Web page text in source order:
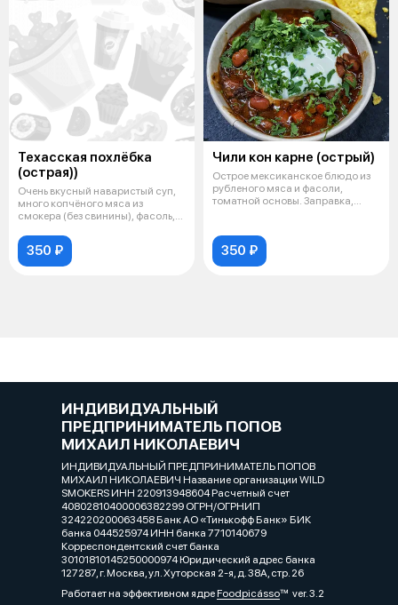
Техасская похлёбка
(острая))
Очень вкусный наваристый суп,
много копчёного мяса из
смокера (без свинины), фасоль,
350 ₽
Чили кон карне (острый)
Острое мексиканское блюдо из
рубленого мяса и фасоли,
томатной основы. Заправка,
350 ₽
ИНДИВИДУАЛЬНЫЙ
ПРЕДПРИНИМАТЕЛЬ ПОПОВ
МИХАИЛ НИКОЛАЕВИЧ
ИНДИВИДУАЛЬНЫЙ ПРЕДПРИНИМАТЕЛЬ ПОПОВ
МИХАИЛ НИКОЛАЕВИЧ Название организации WILD
SMOKERS ИНН 220913948604 Расчетный счет
40802810400006382299 ОГРН/ОГРНИП
324220200063458 Банк АО «Тинькофф Банк» БИК
банка 044525974 ИНН банка 7710140679
Корреспондентский счет банка
30101810145250000974 Юридический адрес банка
127287, г. Москва, ул. Хуторская 2-я, д. 38А, стр. 26
Работает на эффективном ядреFoodpicássover. 3.2